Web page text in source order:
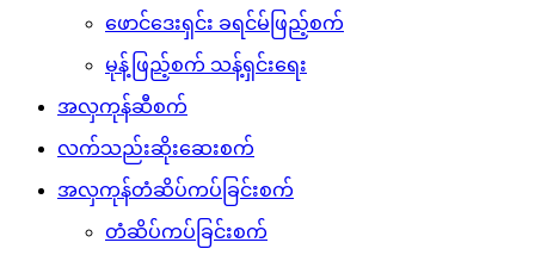
ဖောင်ဒေးရှင်း ခရင်မ်ဖြည့်စက်
မုန့်ဖြည့်စက် သန့်ရှင်းရေး
အလှကုန်ဆီစက်
လက်သည်းဆိုးဆေးစက်
အလှကုန်တံဆိပ်ကပ်ခြင်းစက်
တံဆိပ်ကပ်ခြင်းစက်